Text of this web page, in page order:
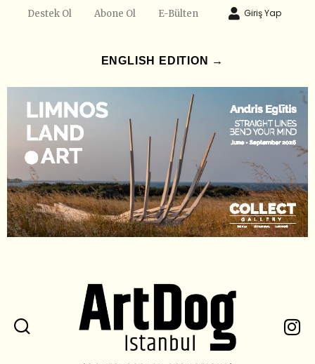
Destek Ol Abone Ol E-Bülten Giriş Yap
ENGLISH EDITION →